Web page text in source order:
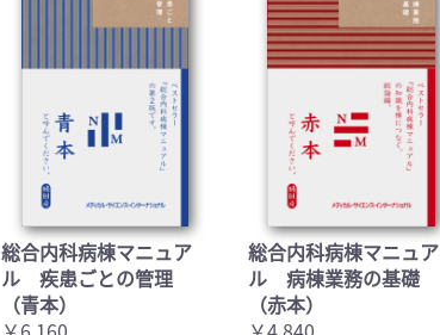
総合内科病棟マニュア
ル 疾患ごとの管理
（青本）
総合内科病棟マニュア
ル 病棟業務の基礎
（赤本）